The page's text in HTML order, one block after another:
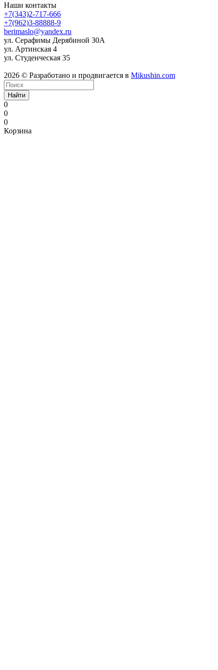
Наши контакты
+7(343)2-717-666
+7(962)3-88888-9
berimaslo@yandex.ru
ул. Серафимы Дерябиной 30А
ул. Артинская 4
ул. Студенческая 35
2026 © Разработано и продвигается в Mikushin.com
Найти
0
0
0
Корзина